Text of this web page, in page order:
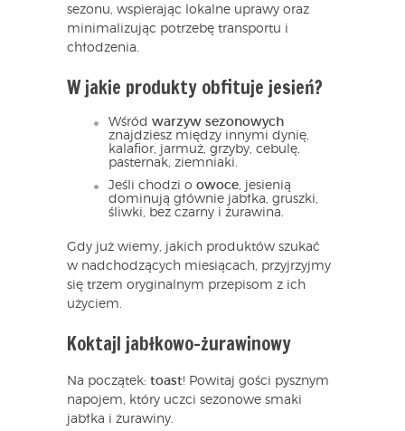
sezonu, wspierając lokalne uprawy oraz
minimalizując potrzebę transportu i
chłodzenia.
W jakie produkty obfituje jesień?
Wśród warzyw sezonowych
znajdziesz między innymi dynię,
kalafior, jarmuż, grzyby, cebulę,
pasternak, ziemniaki.
Jeśli chodzi o owoce, jesienią
dominują głównie jabłka, gruszki,
śliwki, bez czarny i żurawina.
Gdy już wiemy, jakich produktów szukać
w nadchodzących miesiącach, przyjrzyjmy
się trzem oryginalnym przepisom z ich
użyciem.
Koktajl jabłkowo-żurawinowy
Na początek: toast! Powitaj gości pysznym
napojem, który uczci sezonowe smaki
jabłka i żurawiny.